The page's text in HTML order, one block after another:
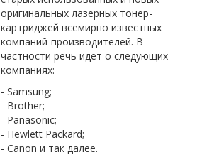
оригинальных лазерных тонер-
картриджей всемирно известных
компаний-производителей. В
частности речь идет о следующих
компаниях:
- Samsung;
- Brother;
- Panasonic;
- Hewlett Packard;
- Canon и так далее.